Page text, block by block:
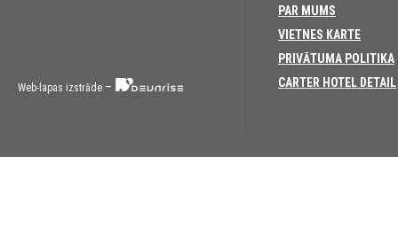
Web-lapas izstrāde –
PAR MUMS
VIETNES KARTE
PRIVĀTUMA POLITIKA
CARTER HOTEL DETAIL